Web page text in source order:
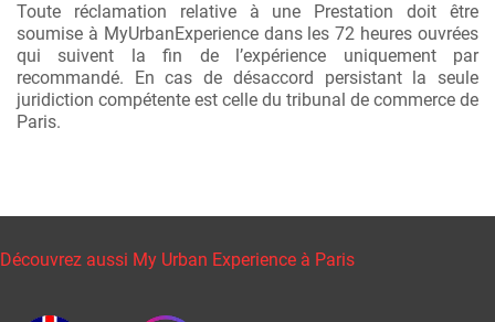
Toute réclamation relative à une Prestation doit être
soumise à MyUrbanExperience dans les 72 heures ouvrées
qui suivent la fin de l’expérience uniquement par
recommandé. En cas de désaccord persistant la seule
juridiction compétente est celle du tribunal de commerce de
Paris.
Découvrez aussi My Urban Experience à Paris